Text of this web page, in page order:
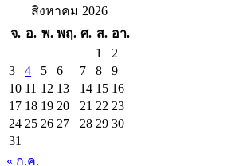
สิงหาคม 2026
จ. อ. พ. พฤ. ศ. ส. อา.
1
2
3
4 5 6 7 8
9
10 11 12 13 14 15 16
17 18 19 20 21 22 23
24 25 26 27 28 29 30
31
« ก.ค.